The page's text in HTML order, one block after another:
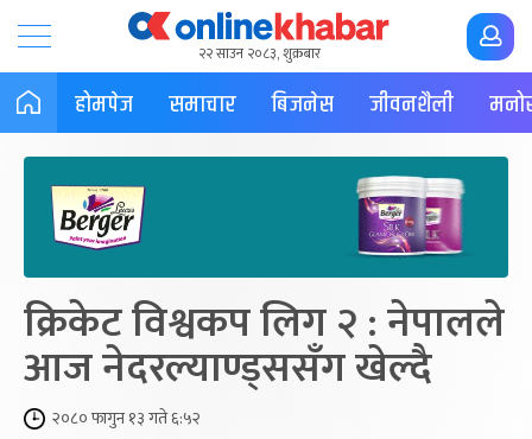
२२ साउन २०८३, शुक्रबार
होमपेज समाचार बिजनेस जीवनशैली
क्रिकेट विश्वकप लिग २ : नेपालले
आज नेदरल्याण्ड्ससँग खेल्दै
२०८० फागुन १३ गते ६:५२